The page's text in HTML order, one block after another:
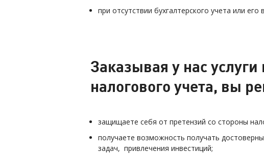
при отсутствии бухгалтерского учета или
Заказывая у нас
налогового учета, вы
защищаете себя от претензий со стороны
получаете возможность получать
задач, привлечения инвестиций;